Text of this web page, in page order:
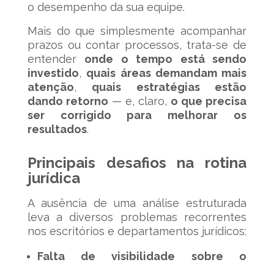
o desempenho da sua equipe.
Mais do que simplesmente acompanhar
prazos ou contar processos, trata-se de
entender onde o tempo está sendo
investido, quais áreas demandam mais
atenção, quais estratégias estão
dando retorno — e, claro, o que precisa
ser corrigido para melhorar os
resultados.
Principais desafios na rotina
jurídica
A ausência de uma análise estruturada
leva a diversos problemas recorrentes
nos escritórios e departamentos jurídicos:
Falta de visibilidade sobre o